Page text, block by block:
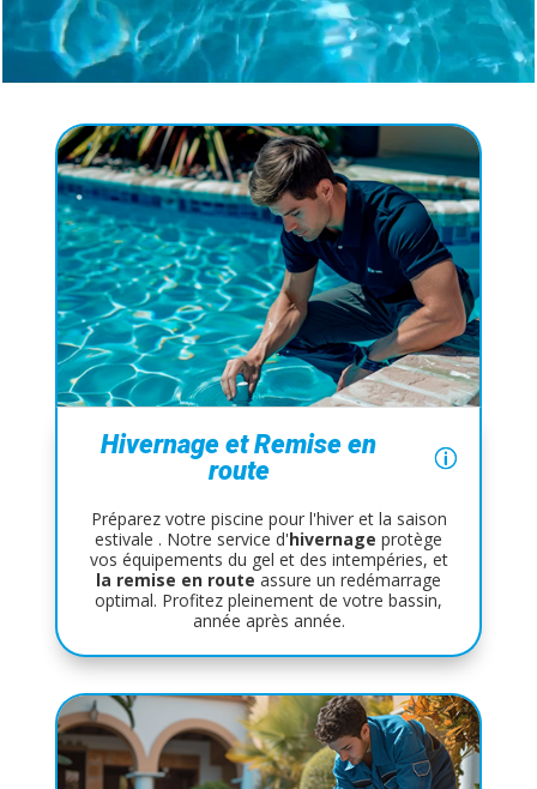
Hivernage et Remise en
route
Préparez votre piscine pour l'hiver et la saison
estivale . Notre service d'hivernage protège
vos équipements du gel et des intempéries, et
la remise en route assure un redémarrage
optimal. Profitez pleinement de votre bassin,
année après année.